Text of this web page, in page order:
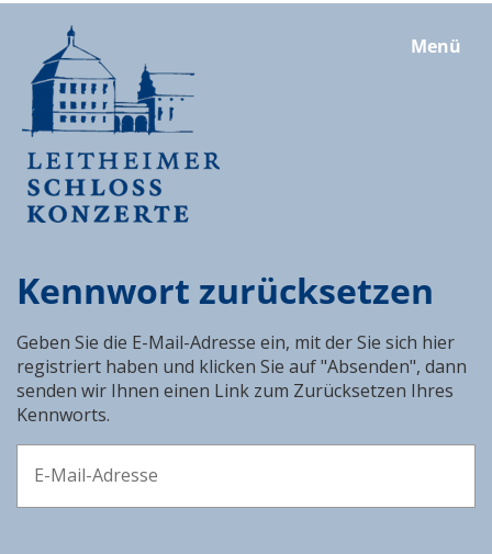
Menü
Kennwort zurücksetzen
Geben Sie die E-Mail-Adresse ein, mit der Sie sich hier
registriert haben und klicken Sie auf "Absenden", dann
senden wir Ihnen einen Link zum Zurücksetzen Ihres
Kennworts.